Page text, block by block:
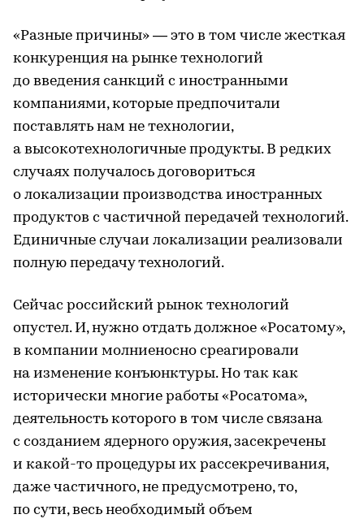
«Разные причины» — это в том числе жесткая
конкуренция на рынке технологий
до введения санкций с иностранными
компаниями, которые предпочитали
поставлять нам не технологии,
а высокотехнологичные продукты. В редких
случаях получалось договориться
о локализации производства иностранных
продуктов с частичной передачей технологий.
Единичные случаи локализации реализовали
полную передачу технологий.
Сейчас российский рынок технологий
опустел. И, нужно отдать должное «Росатому»,
в компании молниеносно среагировали
на изменение конъюнктуры. Но так как
исторически многие работы «Росатома»,
деятельность которого в том числе связана
с созданием ядерного оружия, засекречены
и какой-то процедуры их рассекречивания,
даже частичного, не предусмотрено, то,
по сути, весь необходимый объем